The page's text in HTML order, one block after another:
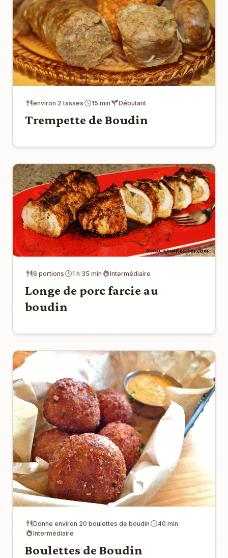
environ 2 tasses 15 min Débutant
Trempette de Boudin
6 portions 1 h 35 min Intermédiaire
Longe de porc farcie au
boudin
Donne environ 20 boulettes de boudin
40 min
Intermédiaire
Boulettes de Boudin